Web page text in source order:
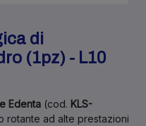
di
(1pz) - L10
Edenta (cod. KLS-
rotante ad alte prestazioni